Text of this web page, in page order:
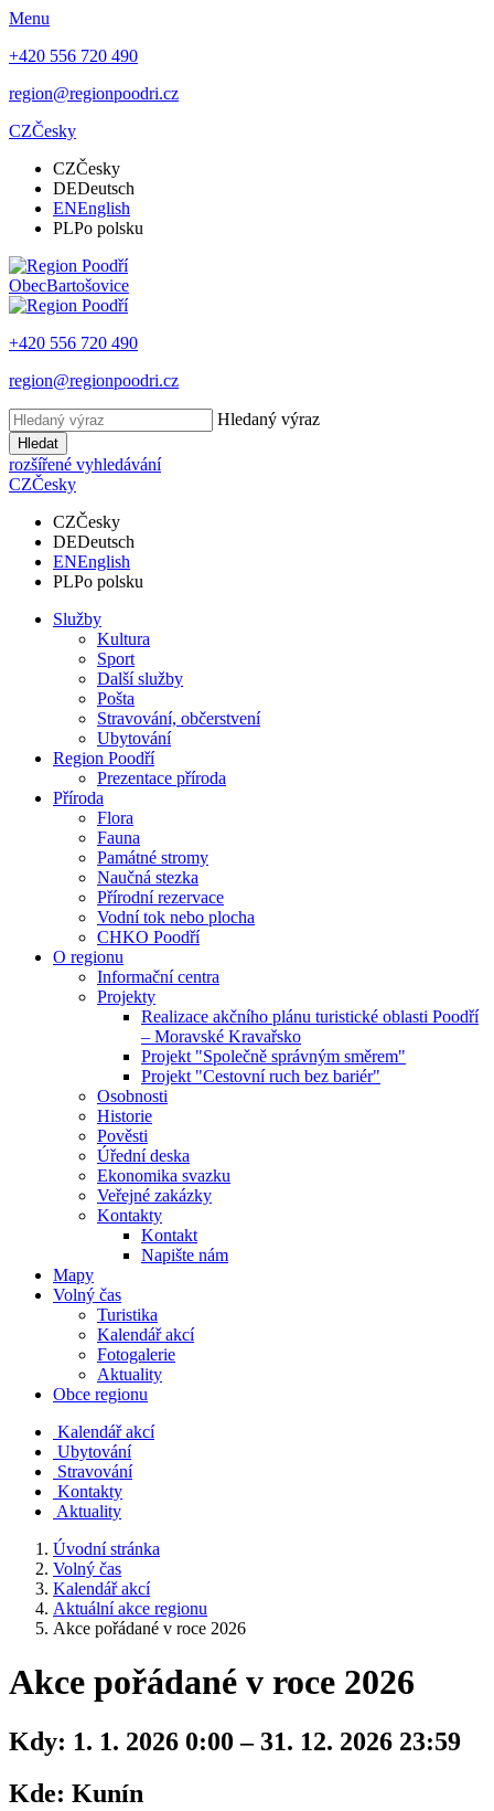
Menu
+420 556 720 490
region@regionpoodri.cz
CZČesky
CZČesky
DEDeutsch
ENEnglish
PLPo polsku
ObecBartošovice
+420 556 720 490
region@regionpoodri.cz
Hledaný výraz
Hledat
rozšířené vyhledávání
CZČesky
CZČesky
DEDeutsch
ENEnglish
PLPo polsku
Služby
Kultura
Sport
Další služby
Pošta
Stravování, občerstvení
Ubytování
Region Poodří
Prezentace příroda
Příroda
Flora
Fauna
Památné stromy
Naučná stezka
Přírodní rezervace
Vodní tok nebo plocha
CHKO Poodří
O regionu
Informační centra
Projekty
Realizace akčního plánu turistické oblasti Poodří
– Moravské Kravařsko
Projekt "Společně správným směrem"
Projekt "Cestovní ruch bez bariér"
Osobnosti
Historie
Pověsti
Úřední deska
Ekonomika svazku
Veřejné zakázky
Kontakty
Kontakt
Napište nám
Mapy
Volný čas
Turistika
Kalendář akcí
Fotogalerie
Aktuality
Obce regionu
Kalendář akcí
Ubytování
Stravování
Kontakty
Aktuality
Úvodní stránka
Volný čas
Kalendář akcí
Aktuální akce regionu
Akce pořádané v roce 2026
Akce pořádané v roce 2026
Kdy: 1. 1. 2026 0:00 – 31. 12. 2026 23:59
Kde: Kunín